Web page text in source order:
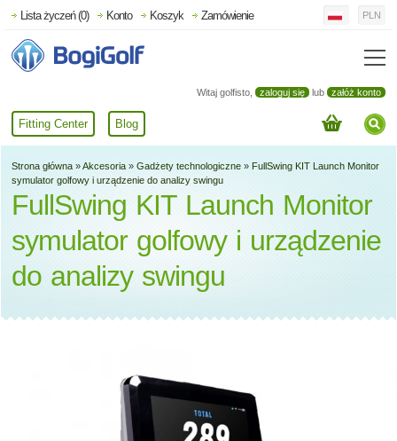
Witaj golfisto, zaloguj się lub załóż konto
Fitting Center Blog
Lista życzeń (0) Konto Koszyk Zamówienie PLN
Strona główna »Akcesoria » Gadżety technologiczne » FullSwing KIT Launch Monitor
symulator golfowy i urządzenie do analizy swingu
FullSwing KIT Launch Monitor
symulator golfowy i urządzenie
do analizy swingu